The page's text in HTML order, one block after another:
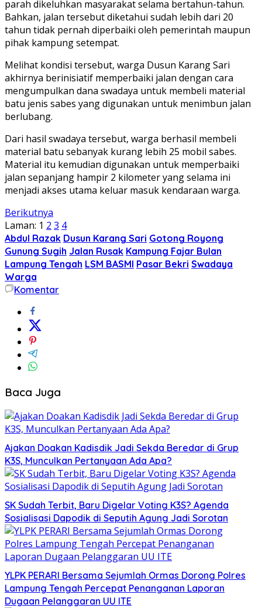
parah dikeluhkan masyarakat selama bertahun-tahun.
Bahkan, jalan tersebut diketahui sudah lebih dari 20
tahun tidak pernah diperbaiki oleh pemerintah maupun
pihak kampung setempat.
Melihat kondisi tersebut, warga Dusun Karang Sari
akhirnya berinisiatif memperbaiki jalan dengan cara
mengumpulkan dana swadaya untuk membeli material
batu jenis sabes yang digunakan untuk menimbun jalan
berlubang.
Dari hasil swadaya tersebut, warga berhasil membeli
material batu sebanyak kurang lebih 25 mobil sabes.
Material itu kemudian digunakan untuk memperbaiki
jalan sepanjang hampir 2 kilometer yang selama ini
menjadi akses utama keluar masuk kendaraan warga.
Berikutnya
Laman: 1 2 3 4
Abdul Razak Dusun Karang Sari Gotong Royong
Gunung Sugih Jalan Rusak Kampung Fajar Bulan
Lampung Tengah LSM BASMI Pasar Bekri Swadaya
Warga
Komentar
Baca Juga
Ajakan Doakan Kadisdik Jadi Sekda Beredar di Grup
K3S, Munculkan Pertanyaan Ada Apa?
SK Sudah Terbit, Baru Digelar Voting K3S? Agenda
Sosialisasi Dapodik di Seputih Agung Jadi Sorotan
YLPK PERARI Bersama Sejumlah Ormas Dorong Polres
Lampung Tengah Percepat Penanganan Laporan
Dugaan Pelanggaran UU ITE